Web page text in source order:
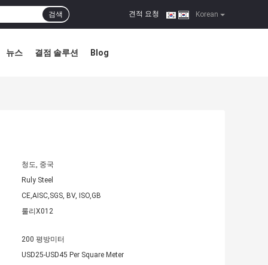
Korean
견적 요청 |
검색
뉴스 결점 솔루션 Blog
청도, 중국
Ruly Steel
CE,AISC,SGS, BV, ISO,GB
룰리X012
200 평방미터
USD25-USD45 Per Square Meter